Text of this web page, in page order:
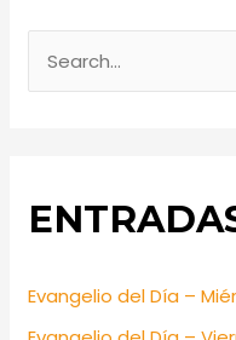
c
Evangelio del Día –